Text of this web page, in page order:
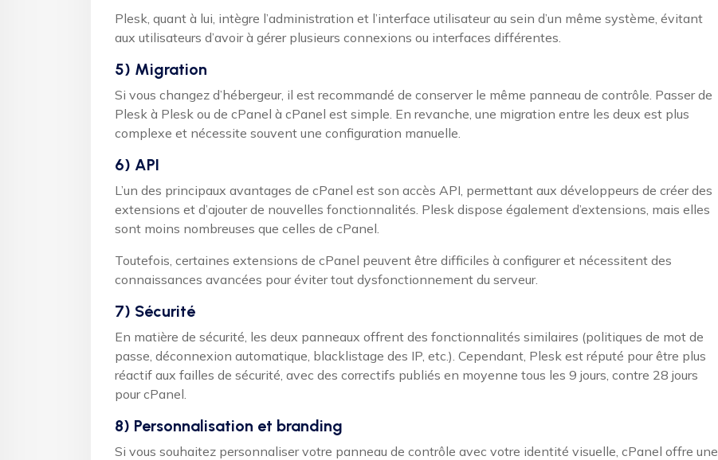
Plesk, quant à lui, intègre l’administration et l’interface utilisateur au sein d’un même système, évitant
aux utilisateurs d’avoir à gérer plusieurs connexions ou interfaces différentes.
5) Migration
Si vous changez d’hébergeur, il est recommandé de conserver le même panneau de contrôle. Passer de
Plesk à Plesk ou de cPanel à cPanel est simple. En revanche, une migration entre les deux est plus
complexe et nécessite souvent une configuration manuelle.
6) API
L’un des principaux avantages de cPanel est son accès API, permettant aux développeurs de créer des
extensions et d’ajouter de nouvelles fonctionnalités. Plesk dispose également d’extensions, mais elles
sont moins nombreuses que celles de cPanel.
Toutefois, certaines extensions de cPanel peuvent être difficiles à configurer et nécessitent des
connaissances avancées pour éviter tout dysfonctionnement du serveur.
7) Sécurité
En matière de sécurité, les deux panneaux offrent des fonctionnalités similaires (politiques de mot de
passe, déconnexion automatique, blacklistage des IP, etc.). Cependant, Plesk est réputé pour être plus
réactif aux failles de sécurité, avec des correctifs publiés en moyenne tous les 9 jours, contre 28 jours
pour cPanel.
8) Personnalisation et branding
Si vous souhaitez personnaliser votre panneau de contrôle avec votre identité visuelle, cPanel offre une